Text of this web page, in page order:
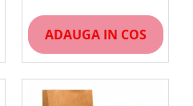
ADAUGA IN COS